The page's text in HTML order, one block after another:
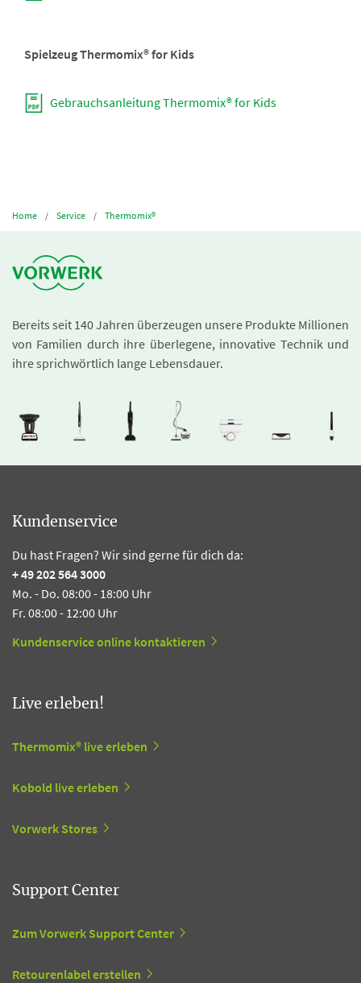
Spielzeug Thermomix® for Kids
Gebrauchsanleitung Thermomix® for Kids
Home Service Thermomix®
Bereits seit 140 Jahren überzeugen unsere Produkte Millionen
von Familien durch ihre überlegene, innovative Technik und
ihre sprichwörtlich lange Lebensdauer.
Kundenservice
Du hast Fragen? Wir sind gerne für dich da:
+ 49 202 564 3000
Mo. - Do. 08:00 - 18:00 Uhr
Fr. 08:00 - 12:00 Uhr
Kundenservice online kontaktieren
Live erleben!
Thermomix® live erleben
Kobold live erleben
Vorwerk Stores
Support Center
Zum Vorwerk Support Center
Retourenlabel erstellen